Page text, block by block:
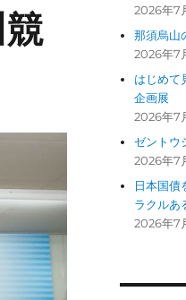
2026年7
那須烏山
2026年7
はじめ
企画展
2026年7
ゼントウ
2026年7
日本国債
ラクルあ
2026年7